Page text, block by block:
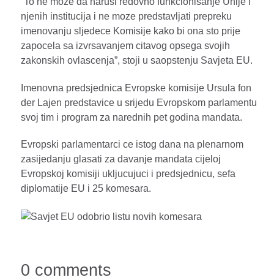
njenih institucija i ne moze predstavljati prepreku
imenovanju sljedece Komisije kako bi ona sto prije
zapocela sa izvrsavanjem citavog opsega svojih
zakonskih ovlascenja”, stoji u saopstenju Savjeta EU.
Imenovna predsjednica Evropske komisije Ursula fon
der Lajen predstavice u srijedu Evropskom parlamentu
svoj tim i program za narednih pet godina mandata.
Evropski parlamentarci ce istog dana na plenarnom
zasijedanju glasati za davanje mandata cijeloj
Evropskoj komisiji ukljucujuci i predsjednicu, sefa
diplomatije EU i 25 komesara.
0 comments